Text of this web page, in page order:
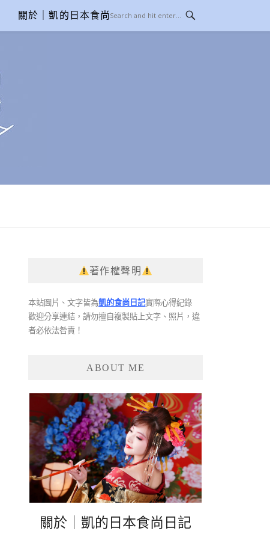
關於｜凱的日本食尚日記
著作權聲明
本站圖片、文字皆為凱的食尚日記實際心得紀錄
歡迎分享連結，請勿擅自複製貼上文字、照片，違
者必依法咎責！
ABOUT ME
關於｜凱的日本食尚日記